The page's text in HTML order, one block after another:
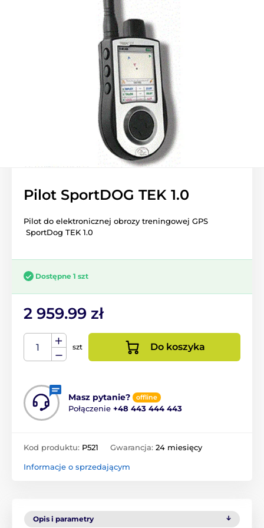
Pilot SportDOG TEK 1.0
Pilot do elektronicznej obrozy treningowej GPS
SportDog TEK 1.0
Dostępne 1 szt
2 959.99 zł
szt Do koszyka
Masz pytanie? offline
Połączenie +48 443 444 443
Kod produktu: P521 Gwarancja: 24 miesięcy
Informacje o sprzedającym
Opis i parametry